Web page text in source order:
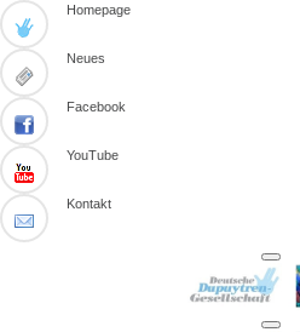
Homepage
Neues
Facebook
YouTube
Kontakt